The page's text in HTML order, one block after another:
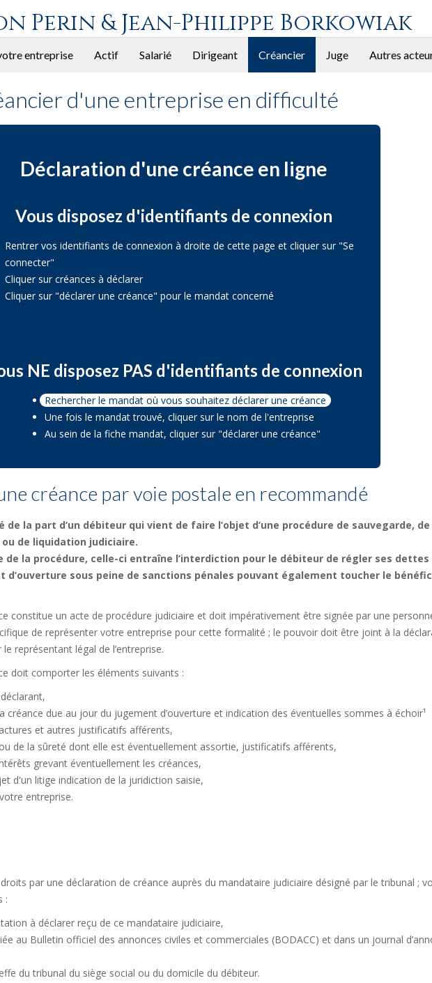
Perin & Jean-Philippe Borkowiak
entreprise Actif Salarié Dirigeant Créancier Juge Autres
d'une entreprise en difficulté
Déclaration d'une créance en ligne
Vous disposez d'identifiants de connexion
Rentrer vos identifiants de connexion à droite de cette page et cliquer sur "Se
connecter"
Cliquer sur créances à déclarer
Cliquer sur "déclarer une créance" pour le mandat concerné
NE disposez PAS d'identifiants de connexion
Rechercher le mandat où vous souhaitez déclarer une créance
Une fois le mandat trouvé, cliquer sur le nom de l'entreprise
Au sein de la fiche mandat, cliquer sur "déclarer une créance"
créance par voie postale en recommandé
de la part d’un débiteur qui vient de faire l’objet d’une procédure de sauvegarde, de
de liquidation judiciaire.
de la procédure, celle-ci entraîne l’interdiction pour le débiteur de régler ses dettes
d’ouverture sous peine de sanctions pénales pouvant également toucher le
constitue un acte de procédure judiciaire et doit impérativement être signée par une
de représenter votre entreprise pour cette formalité ; le pouvoir doit être joint à la
le représentant légal de l’entreprise.
doit comporter les éléments suivants :
créance due au jour du jugement d’ouverture et indication des éventuelles sommes à échoir¹
et autres justificatifs afférents,
de la sûreté dont elle est éventuellement assortie, justificatifs afférents,
grevant éventuellement les créances,
d'un litige indication de la juridiction saisie,
entreprise.
par une déclaration de créance auprès du mandataire judiciaire désigné par le tribunal ;
:
à déclarer reçu de ce mandataire judiciaire,
au Bulletin officiel des annonces civiles et commerciales (BODACC) et dans un journal
du tribunal du siège social ou du domicile du débiteur.